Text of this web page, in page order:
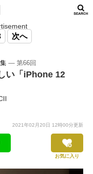
次へ
― 第66回
い「iPhone 12
2021年02月20日 12時00分更新
お気に入り